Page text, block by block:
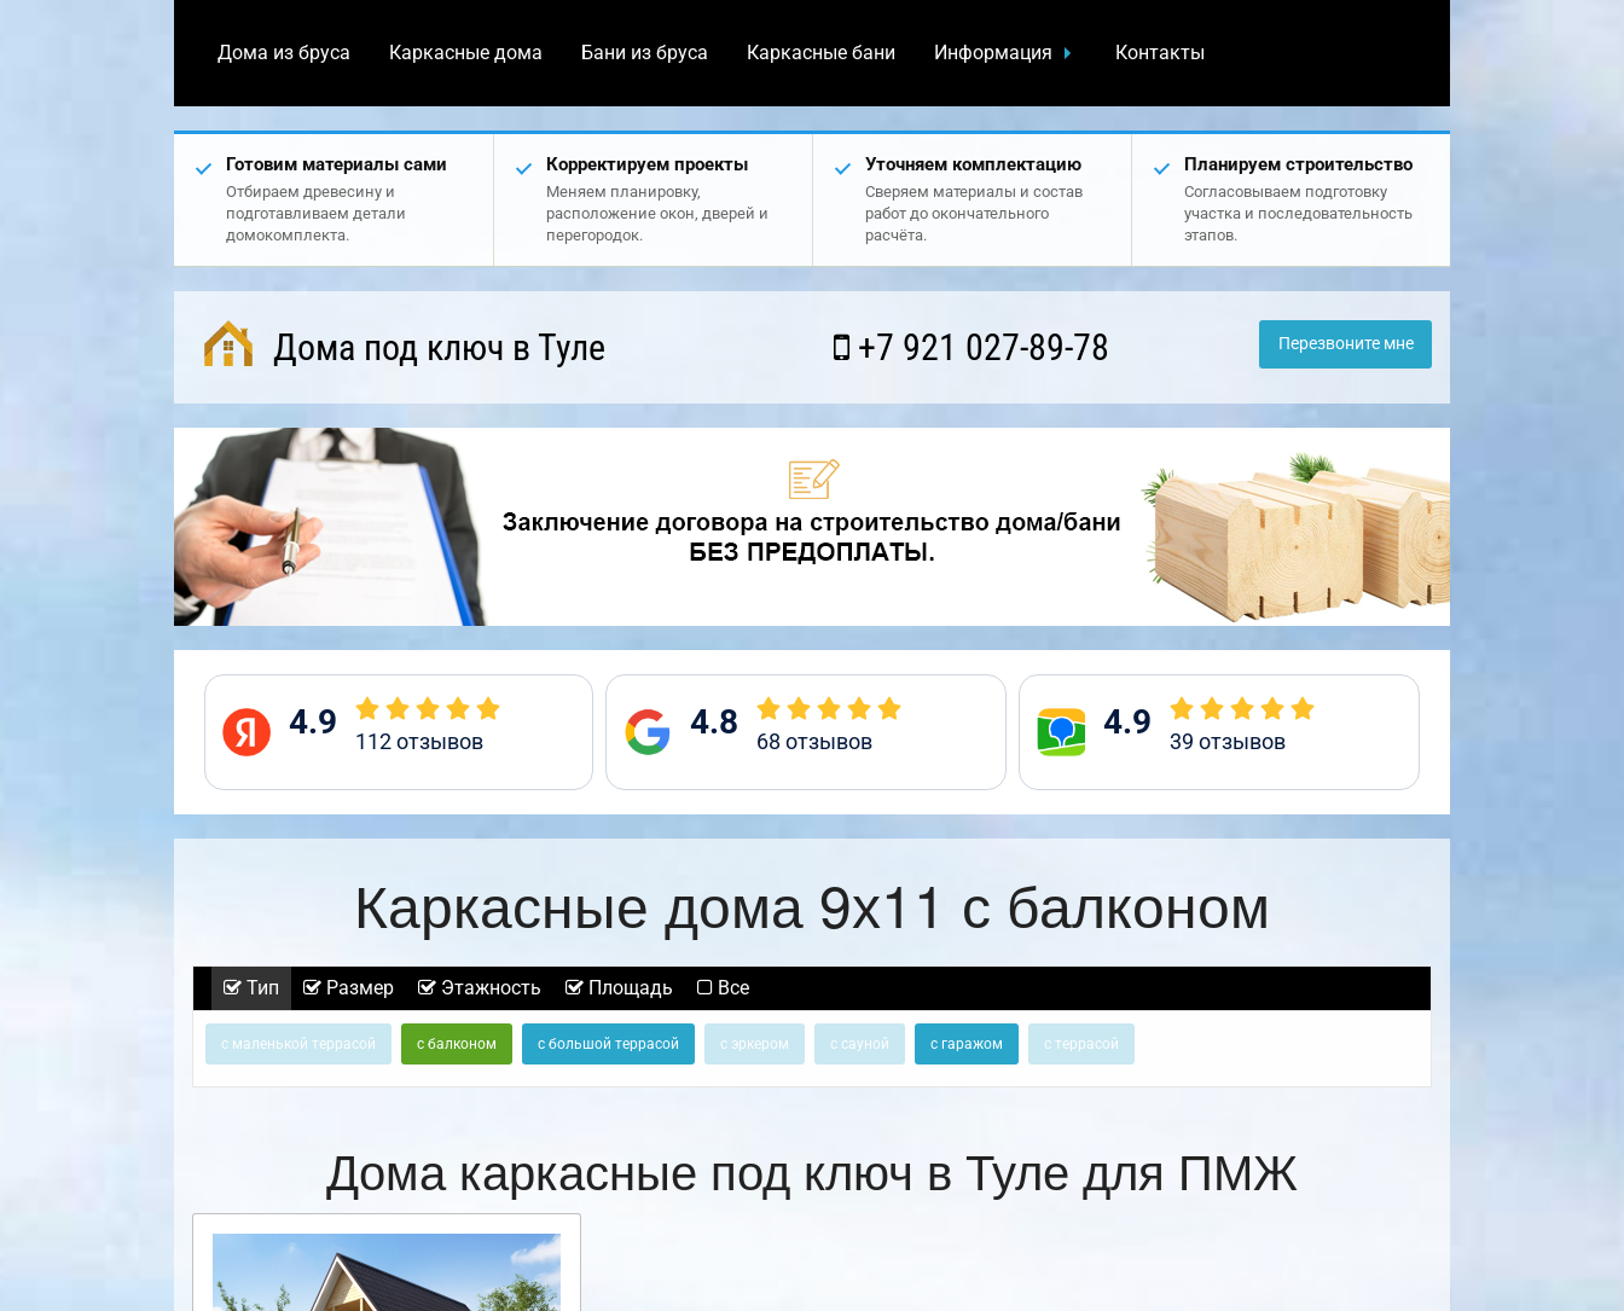
Дома из бруса Каркасные дома Бани из бруса Каркасные бани Информация Контакты
Готовим материалы сами
Отбираем древесину и
подготавливаем детали
домокомплекта.
Корректируем проекты
Меняем планировку,
расположение окон, дверей и
перегородок.
Уточняем комплектацию
Сверяем материалы и состав
работ до окончательного
расчёта.
Планируем строительство
Согласовываем подготовку
участка и последовательность
этапов.
Дома под ключ в Туле +7 921 027-89-78 Перезвоните мне
4.9 112отзывов 4.8 68 отзывов 4.9 39 отзывов
Каркасные дома 9х11 с балконом
Тип Размер Этажность Площадь Все
с маленькой террасой с балконом с большой террасой с эркером с сауной с гаражом с террасой
Дома каркасные под ключ в Туле для ПМЖ